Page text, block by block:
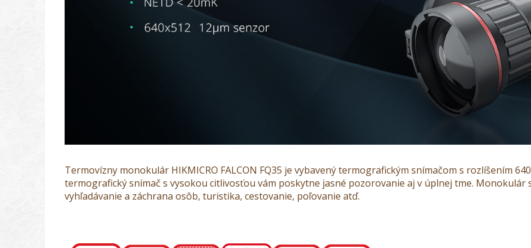
Termovízny monokulár HIKMICRO FALCON FQ35 je vybavenýtermografickým snímačom s rozlíšením
termografický snímač s vysokou citlivosťou vám poskytne jasné pozorovanie aj v úplnej tme. Monokulár
vyhľadávanie a záchrana osôb, turistika, cestovanie, poľovanie atď.